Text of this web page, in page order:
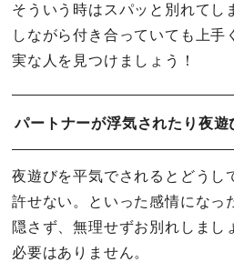
そういう時はスパッと別れてし
しながら付き合っていても上手
実な人を見つけましょう！
パートナーが浮気されたり夜
夜遊びを平気でされるとどうし
許せない。といった感情になっ
隠さず、無理せずお別れしまし
必要はありません。